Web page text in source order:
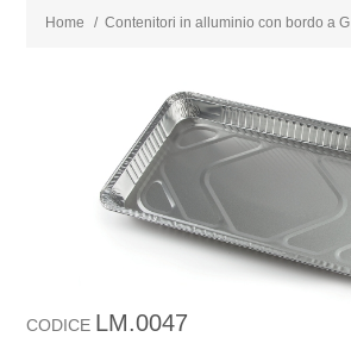
Home / Contenitori in alluminio con bordo a G
CODICE LM.0047